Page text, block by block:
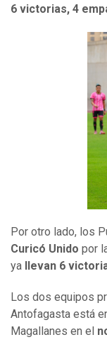
6 victorias, 4
Por otro lado, los
Curicó Unido por
ya
llevan 6
Los dos equipos
Antofagasta está
Magallanes en el